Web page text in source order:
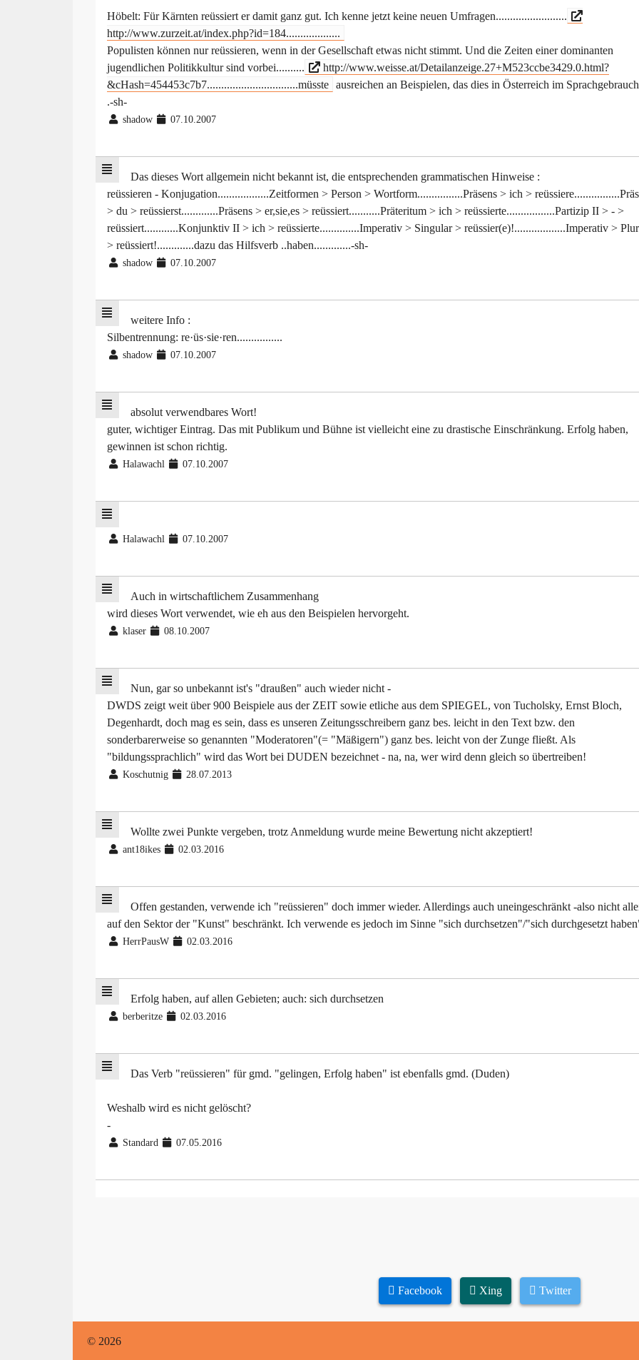
Höbelt: Für Kärnten reüssiert er damit ganz gut. Ich kenne jetzt keine neuen Umfragen.........................
http://www.zurzeit.at/index.php?id=184...................
Populisten können nur reüssieren, wenn in der Gesellschaft etwas nicht stimmt. Und die Zeiten einer dominanten
jugendlichen Politikkultur sind vorbei..........
http://www.weisse.at/Detailanzeige.27+M523ccbe3429.0.html?
&cHash=454453c7b7................................müsste ausreichen an Beispielen, das dies in Österreich im
.-sh-
shadow 07.10.2007
Das dieses Wort allgemein nicht bekannt ist, die entsprechenden grammatischen Hinweise :
reüssieren - Konjugation..................Zeitformen > Person > Wortform................Präsens > ich >
> du > reüssierst.............Präsens > er,sie,es > reüssiert...........Präteritum > ich > reüssierte.................Partizip II > - >
reüssiert............Konjunktiv II > ich > reüssierte..............Imperativ > Singular > reüssier(e)!..................Imperativ >
> reüssiert!.............dazu das Hilfsverb ..haben.............-sh-
shadow 07.10.2007
weitere Info :
Silbentrennung: re·üs·sie·ren................
shadow 07.10.2007
absolut verwendbares Wort!
guter, wichtiger Eintrag. Das mit Publikum und Bühne ist vielleicht eine zu drastische Einschränkung. Erfolg haben,
gewinnen ist schon richtig.
Halawachl 07.10.2007
Halawachl 07.10.2007
Auch in wirtschaftlichem Zusammenhang
wird dieses Wort verwendet, wie eh aus den Beispielen hervorgeht.
klaser 08.10.2007
Nun, gar so unbekannt ist's "draußen" auch wieder nicht -
DWDS zeigt weit über 900 Beispiele aus der ZEIT sowie etliche aus dem SPIEGEL, von Tucholsky, Ernst Bloch,
Degenhardt, doch mag es sein, dass es unseren Zeitungsschreibern ganz bes. leicht in den Text bzw. den
sonderbarerweise so genannten "Moderatoren"(= "Mäßigern") ganz bes. leicht von der Zunge fließt. Als
"bildungssprachlich" wird das Wort bei DUDEN bezeichnet - na, na, wer wird denn gleich so übertreiben!
Koschutnig 28.07.2013
Wollte zwei Punkte vergeben, trotz Anmeldung wurde meine Bewertung nicht akzeptiert!
ant18ikes 02.03.2016
Offen gestanden, verwende ich "reüssieren" doch immer wieder. Allerdings auch uneingeschränkt -also nicht
auf den Sektor der "Kunst" beschränkt. Ich verwende es jedoch im Sinne "sich durchsetzen"/"sich durchgesetzt
HerrPausW 02.03.2016
Erfolg haben, auf allen Gebieten; auch: sich durchsetzen
berberitze 02.03.2016
Das Verb "reüssieren" für gmd. "gelingen, Erfolg haben" ist ebenfalls gmd. (Duden)
Weshalb wird es nicht gelöscht?
-
Standard 07.05.2016
Facebook Xing Twitter
© 2026